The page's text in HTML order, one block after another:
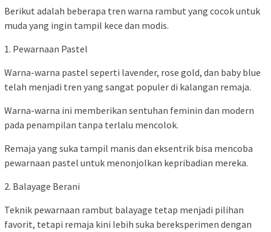
Berikut adalah beberapa tren warna rambut yang cocok untuk
muda yang ingin tampil kece dan modis.
1. Pewarnaan Pastel
Warna-warna pastel seperti lavender, rose gold, dan baby blue
telah menjadi tren yang sangat populer di kalangan remaja.
Warna-warna ini memberikan sentuhan feminin dan modern
pada penampilan tanpa terlalu mencolok.
Remaja yang suka tampil manis dan eksentrik bisa mencoba
pewarnaan pastel untuk menonjolkan kepribadian mereka.
2. Balayage Berani
Teknik pewarnaan rambut balayage tetap menjadi pilihan
favorit, tetapi remaja kini lebih suka bereksperimen dengan